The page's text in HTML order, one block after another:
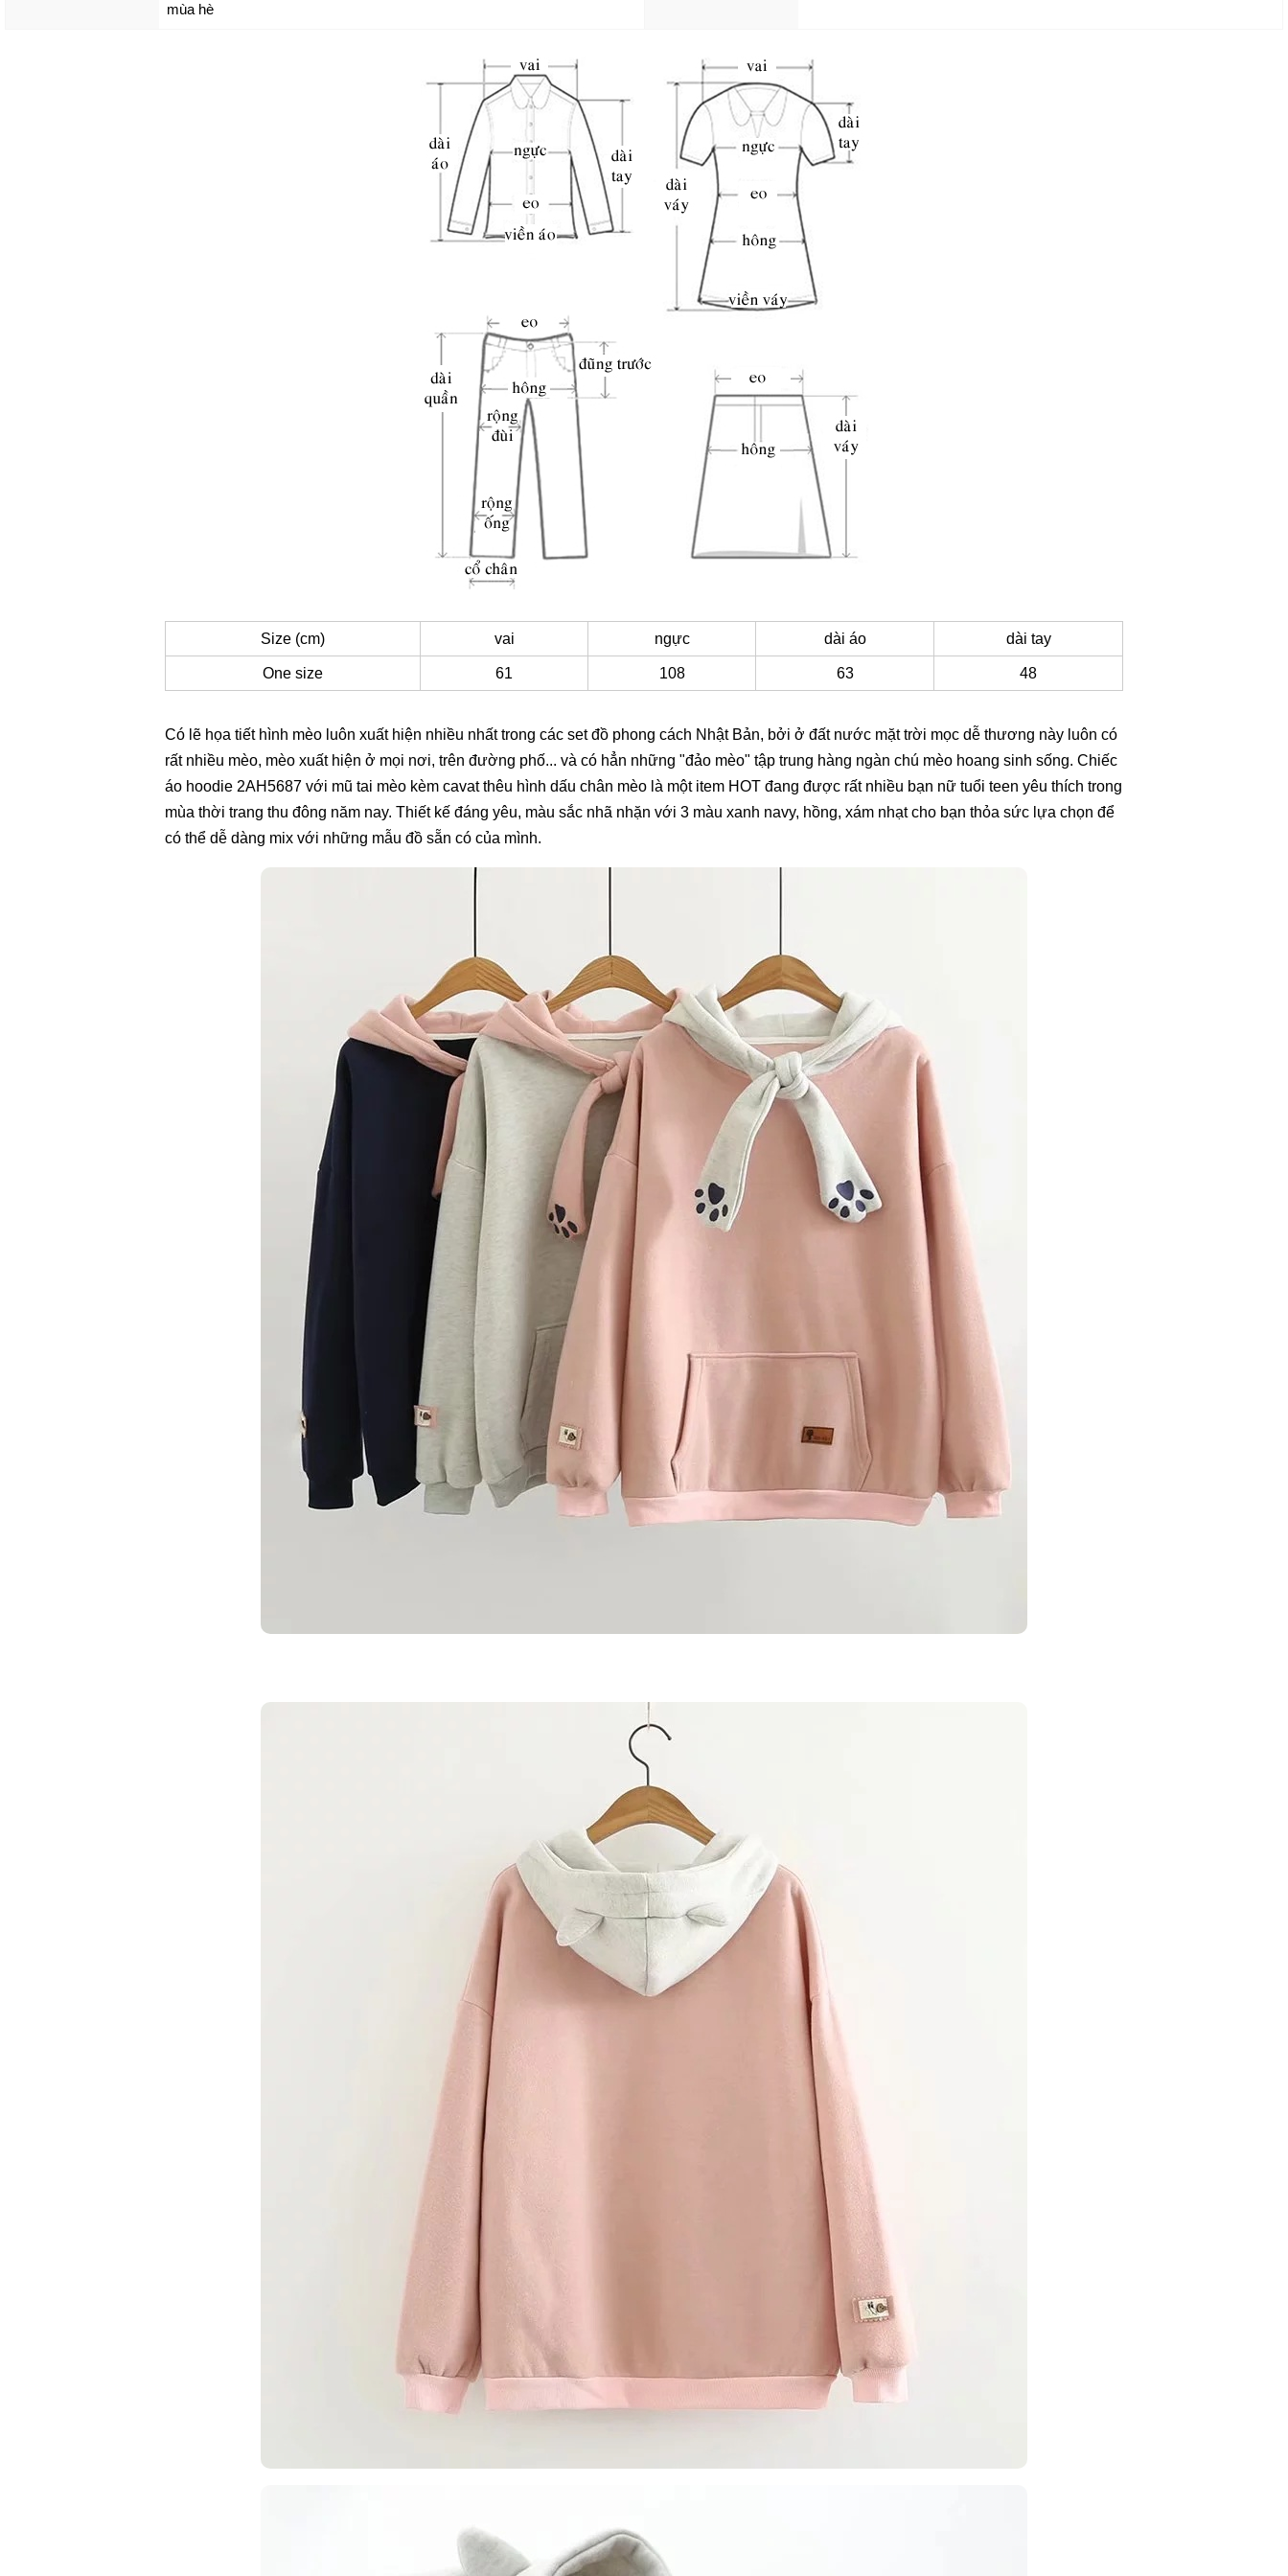
mùa hè
Size (cm) vai ngực dài áo dài tay
One size 61 108 63 48
Có lẽ họa tiết hình mèo luôn xuất hiện nhiều nhất trong các set đồ phong cách Nhật Bản, bởi ở đất nước mặt trời mọc dễ thương này luôn có
rất nhiều mèo, mèo xuất hiện ở mọi nơi, trên đường phố... và có hẳn những "đảo mèo" tập trung hàng ngàn chú mèo hoang sinh sống. Chiếc
áo hoodie 2AH5687 với mũ tai mèo kèm cavat thêu hình dấu chân mèo là một item HOT đang được rất nhiều bạn nữ tuổi teen yêu thích trong
mùa thời trang thu đông năm nay. Thiết kế đáng yêu, màu sắc nhã nhặn với 3 màu xanh navy, hồng, xám nhạt cho bạn thỏa sức lựa chọn để
có thể dễ dàng mix với những mẫu đồ sẵn có của mình.